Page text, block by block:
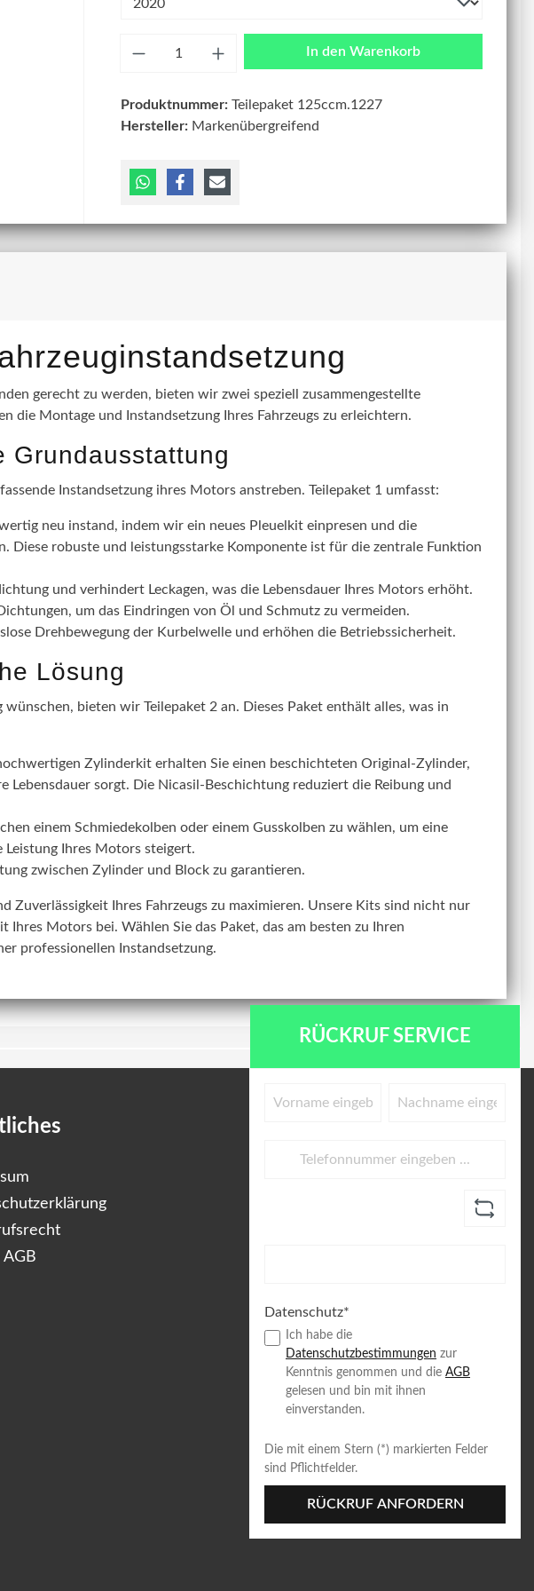
In den Warenkorb
Produktnummer:Teilepaket 125ccm.1227
Hersteller: Markenübergreifend
gerecht zu werden, bieten wir zwei speziell zusammengestellte
die Montage und Instandsetzung Ihres Fahrzeugs zu erleichtern.
Grundausstattung
Instandsetzung ihres Motors anstreben. Teilepaket 1 umfasst:
neu instand, indem wir ein neues Pleuelkit einpresen und die
Diese robuste und leistungsstarke Komponente ist für die zentrale Funktion
und verhindert Leckagen, was die Lebensdauer Ihres Motors erhöht.
um das Eindringen von Öl und Schmutz zu vermeiden.
Drehbewegung der Kurbelwelle und erhöhen die Betriebssicherheit.
Lösung
bieten wir Teilepaket 2 an. Dieses Paket enthält alles, was in
Zylinderkit erhalten Sie einen beschichteten Original-Zylinder,
sorgt. Die Nicasil-Beschichtung reduziert die Reibung und
einem Schmiedekolben oder einem Gusskolben zu wählen, um eine
Leistung Ihres Motors steigert.
zwischen Zylinder und Block zu garantieren.
Zuverlässigkeit Ihres Fahrzeugs zu maximieren. Unsere Kits sind nicht nur
Motors bei. Wählen Sie das Paket, das am besten zu Ihren
professionellen Instandsetzung.
AGB
RÜCKRUF SERVICE
Datenschutz*
Ich habe die
Datenschutzbestimmungen zur
Kenntnis genommen und die AGB
gelesen und bin mit ihnen
einverstanden.
Die mit einem Stern (*) markierten Felder
sind Pflichtfelder.
RÜCKRUF ANFORDERN